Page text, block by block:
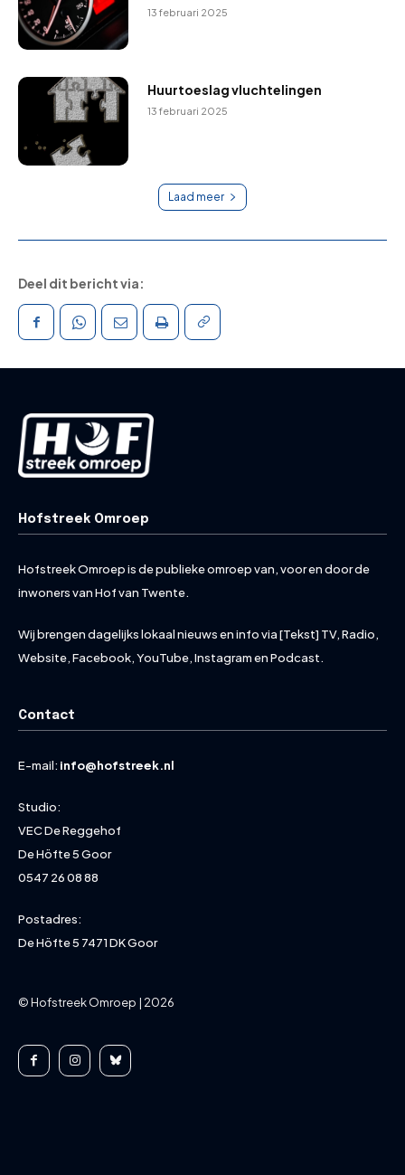
13 februari 2025
Huurtoeslag vluchtelingen
13 februari 2025
Laad meer
Deel dit bericht via:
Hofstreek Omroep
Hofstreek Omroep is de publieke omroep van, voor en door de
inwoners van Hof van Twente.
Wij brengen dagelijks lokaal nieuws en info via [Tekst] TV, Radio,
Website, Facebook, YouTube, Instagram en Podcast.
Contact
E-mail: info@hofstreek.nl
Studio:
VEC De Reggehof
De Höfte 5 Goor
0547 26 08 88
Postadres:
De Höfte 5 7471 DK Goor
© Hofstreek Omroep | 2026